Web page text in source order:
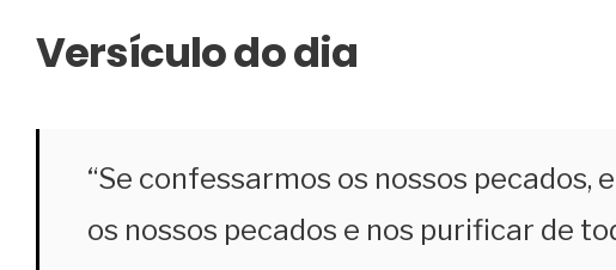
Versículo do dia
“Se confessarmos os nossos pecados,
os nossos pecados e nos purificar de